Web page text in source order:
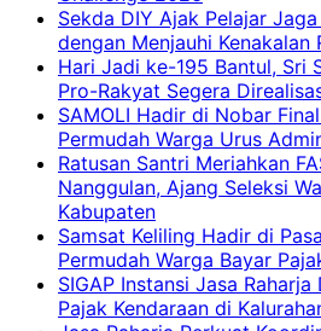
Sekda DIY Ajak Pelajar
dengan Menjauhi Kenakalan
Hari Jadi ke-195 Bantul, Sri
Pro-Rakyat Segera
SAMOLI Hadir di Nobar
Permudah Warga Urus
Ratusan Santri Meriahkan
Nanggulan, Ajang Seleksi
Kabupaten
Samsat Keliling Hadir di
Permudah Warga Bayar
SIGAP Instansi Jasa
Pajak Kendaraan di